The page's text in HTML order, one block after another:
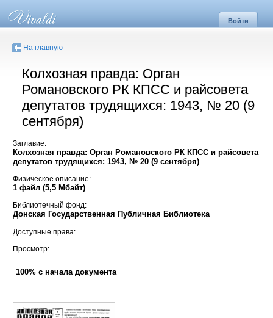
Войти
На главную
Колхозная правда: Орган
Романовского РК КПСС и райсовета
депутатов трудящихся: 1943, № 20 (9
сентября)
Заглавие:
Колхозная правда: Орган Романовского РК КПСС и райсовета
депутатов трудящихся: 1943, № 20 (9 сентября)
Физическое описание:
1 файл (5,5 Мбайт)
Библиотечный фонд:
Донская Государственная Публичная Библиотека
Доступные права:
Просмотр:
100% с начала документа